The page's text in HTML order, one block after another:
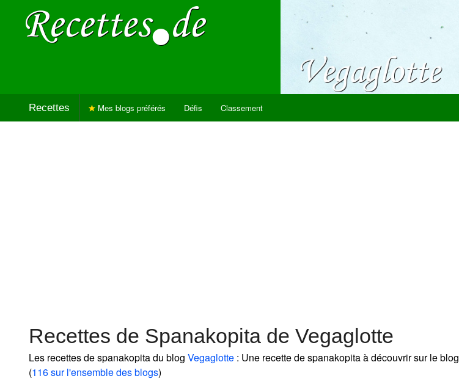
Recettes Mes blogs préférés Défis Classement
Recettes de Spanakopita de Vegaglotte
Les recettes de spanakopita du blog Vegaglotte : Une recette de spanakopita à découvrir sur le blog
(116 sur l'ensemble des blogs)